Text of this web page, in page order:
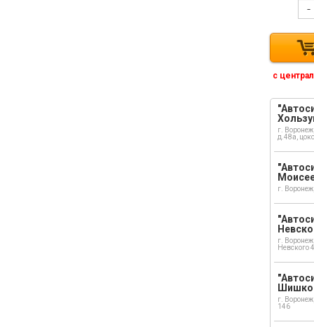
-
с
г.
д.48а,
г.
г.
Невского
г.
146